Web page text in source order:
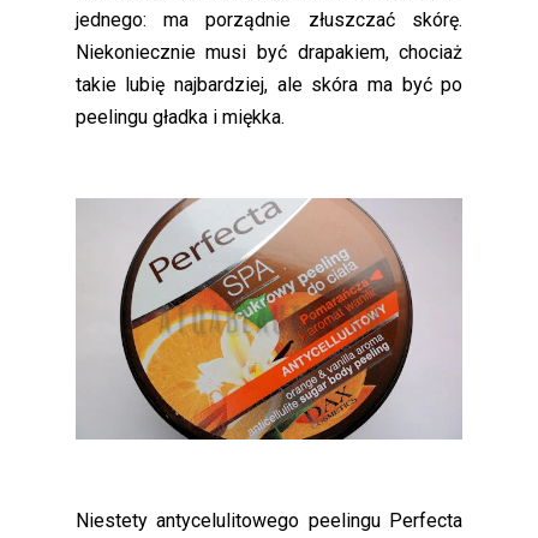
jednego: ma porządnie złuszczać skórę.
Niekoniecznie musi być drapakiem, chociaż
takie lubię najbardziej, ale skóra ma być po
peelingu gładka i miękka.
Niestety antycelulitowego peelingu Perfecta